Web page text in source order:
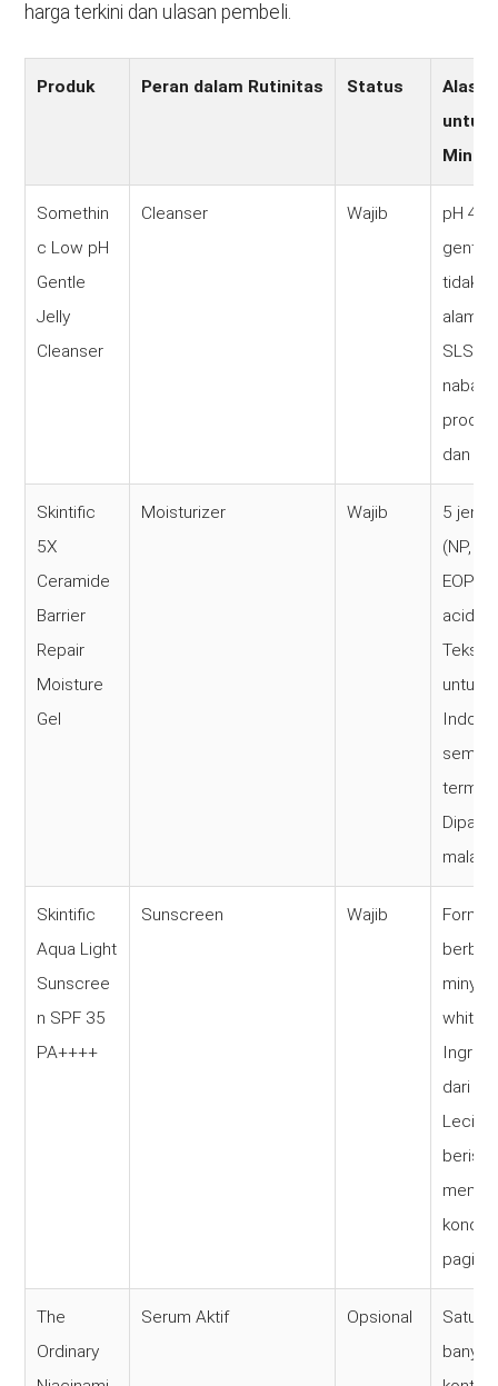
harga terkini dan ulasan pembeli.
Produk Peran dalam Rutinitas Status
untuk
Somethin
c Low pH
Gentle
Jelly
Cleanser
Cleanser Wajib
pH
gentle
tidak
alami
SLS,
nabati
dan
Skintific
5X
Ceramide
Barrier
Repair
Moisture
Gel
Moisturizer Wajib
5 jenis
(NP,
EOP)
acid +
untuk
semua
malam.
Skintific
Aqua Light
Sunscree
n SPF 35
PA++++
Sunscreen Wajib
white
dari
kondisi
pagi
The
Ordinary
Serum Aktif Opsional
Satu